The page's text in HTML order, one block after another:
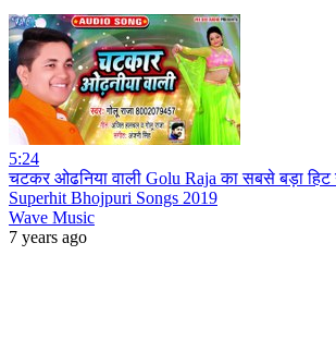
5:24
चटकर ओढनिया वाली Golu Raja का सबसे बड़ा हिट
Superhit Bhojpuri Songs 2019
Wave Music
7 years ago